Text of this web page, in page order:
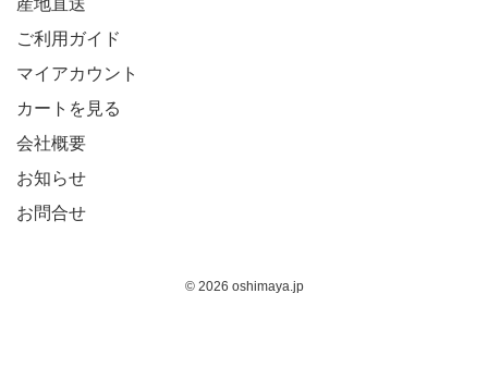
ご利用ガイド
マイアカウント
カートを見る
会社概要
お知らせ
お問合せ
© 2026 oshimaya.jp